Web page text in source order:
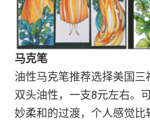
马克笔
油性马克笔推荐选择美国三
双头油性，一支8元左右。
妙柔和的过渡，个人感觉比